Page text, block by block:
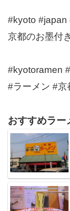
#kyoto #japan
京都のお墨付
#kyotoramen
#ラーメン #京
おすすめラー